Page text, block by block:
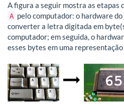
A figura a seguir mostra as etapas
A pelo computador: o hardware
converter a letra digitada em
computador; em seguida, o
esses bytes em uma